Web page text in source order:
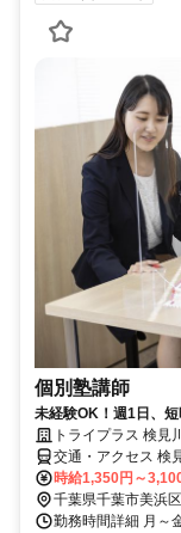
個別塾講師
未経験OK！週1日、
トライプラス 検見
交通・アクセス 検
時給1,350円～
千葉県千葉市美浜区
勤務時間詳細 月～